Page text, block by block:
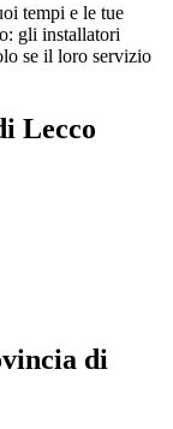
tempi e le tue
gli installatori
se il loro servizio
Lecco
di